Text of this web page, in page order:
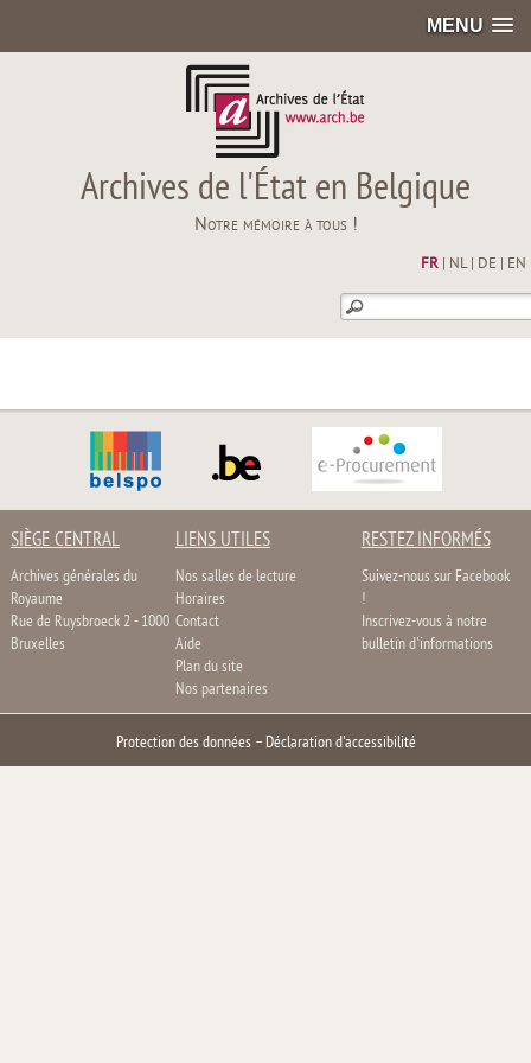
MENU
Archives de l'État en Belgique
Notre mémoire à tous !
FR| NL| DE EN
SIÈGE CENTRAL
Archives générales du
Royaume
Rue de Ruysbroeck 2 - 1000
Bruxelles
LIENS UTILES
Nos salles de lecture
Horaires
Contact
Aide
Plan du site
Nos partenaires
RESTEZ INFORMÉS
Suivez-nous sur Facebook
!
Inscrivez-vous à notre
bulletin d'informations
Protection des données– Déclaration d'accessibilité